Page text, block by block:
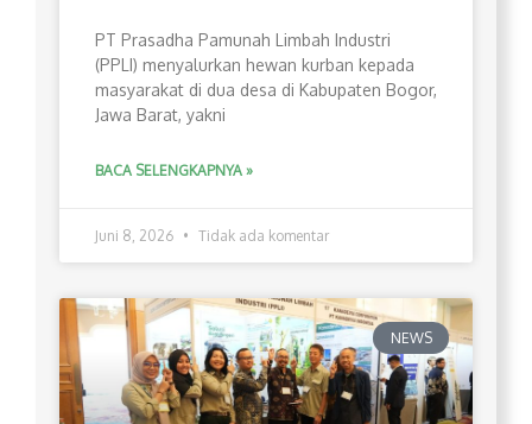
PT Prasadha Pamunah Limbah Industri
(PPLI) menyalurkan hewan kurban kepada
masyarakat di dua desa di Kabupaten Bogor,
Jawa Barat, yakni
BACA SELENGKAPNYA »
Juni 8, 2026 Tidak ada komentar
NEWS